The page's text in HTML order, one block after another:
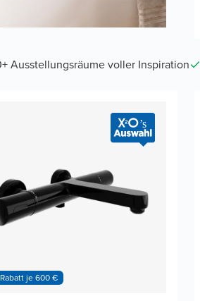
Ausstellungsräume voller Inspiration
je 600 €